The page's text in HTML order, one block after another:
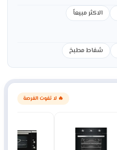
الاكثر مبيعاً
شفاط مطبخ
🔥 لا تفوت الفرصة